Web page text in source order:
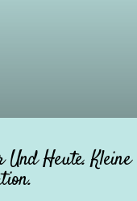
Heute. Kleine